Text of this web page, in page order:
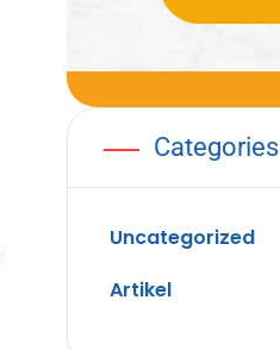
Categories
Uncategorized
Artikel